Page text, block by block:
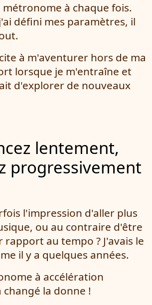
à chaque fois.
défini mes paramètres, il
à m'aventurer hors de ma
lorsque je m'entraîne et
d'explorer de nouveaux
progressivement
l'impression d'aller plus
ou au contraire d'être
rapport au tempo ? J'avais le
il y a quelques années.
à accélération
la donne !